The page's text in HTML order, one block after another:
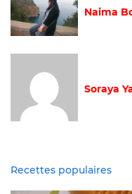
Naima
Soraya
Recettes populaires